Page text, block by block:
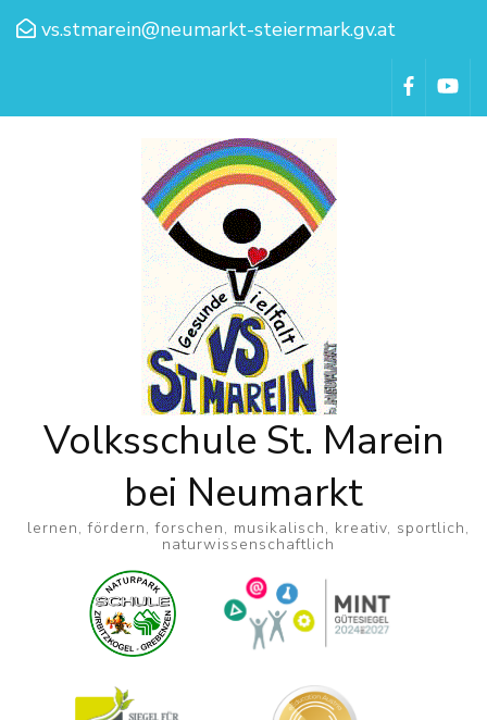
vs.stmarein@neumarkt-steiermark.gv.at
Volksschule St. Marein
bei Neumarkt
lernen, fördern, forschen, musikalisch, kreativ, sportlich,
naturwissenschaftlich